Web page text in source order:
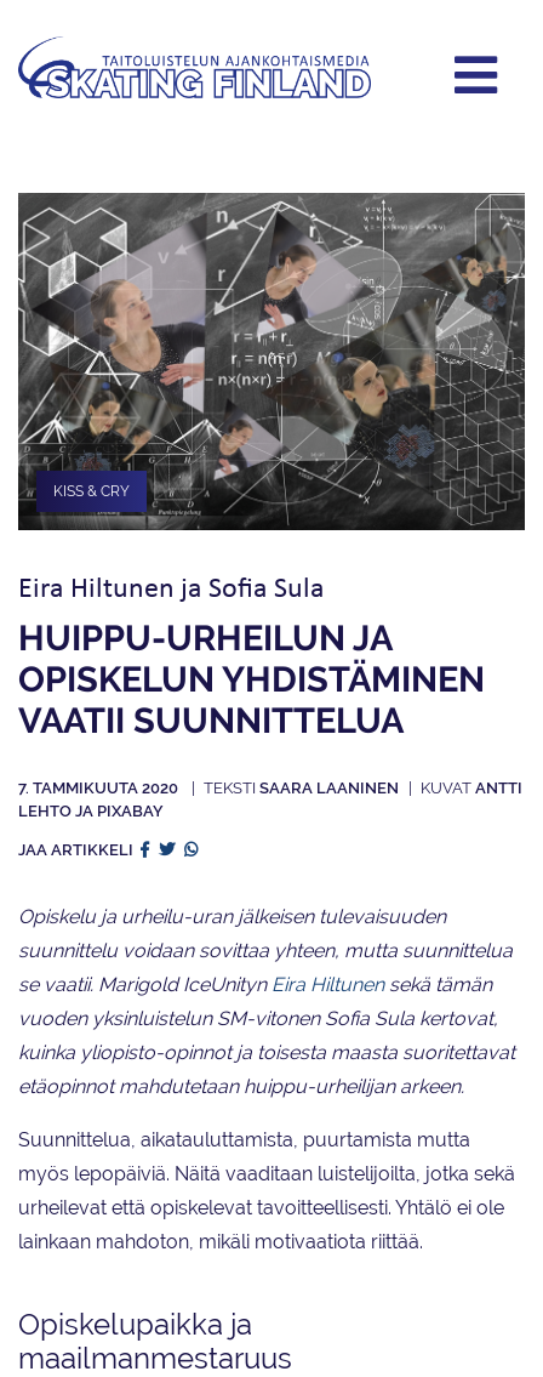
KISS & CRY
Eira Hiltunen ja Sofia Sula
HUIPPU-URHEILUN JA
OPISKELUN YHDISTÄMINEN
VAATII SUUNNITTELUA
7. TAMMIKUUTA 2020 SAARA LAANINEN
ANTTI
LEHTO JA PIXABAY
JAA ARTIKKELI
Opiskelu ja urheilu-uran jälkeisen tulevaisuuden
suunnittelu voidaan sovittaa yhteen, mutta suunnittelua
se vaatii. Marigold IceUnityn Eira Hiltunensekä tämän
vuoden yksinluistelun SM-vitonen Sofia Sula kertovat,
kuinka yliopisto-opinnot ja toisesta maasta suoritettavat
etäopinnot mahdutetaan huippu-urheilijan arkeen.
Suunnittelua, aikatauluttamista, puurtamista mutta
myös lepopäiviä. Näitä vaaditaan luistelijoilta, jotka sekä
urheilevat että opiskelevat tavoitteellisesti. Yhtälö ei ole
lainkaan mahdoton, mikäli motivaatiota riittää.
Opiskelupaikka ja
maailmanmestaruus